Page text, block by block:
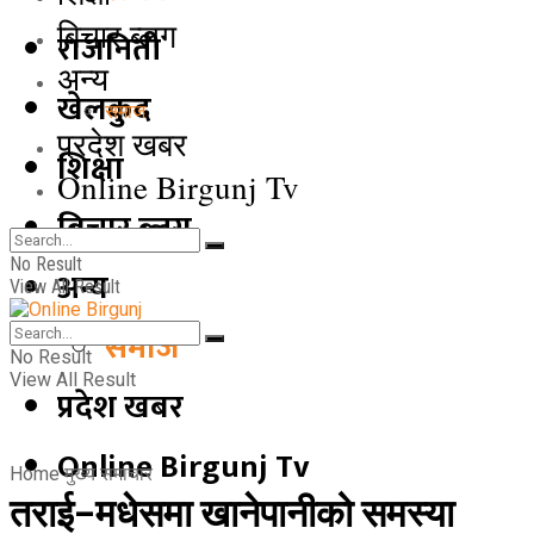
राजनिती
खेलकुद
शिक्षा
बिचार ब्लग
अन्य
समाज
प्रदेश खबर
Online Birgunj Tv
बिचार ब्लग
अन्य
समाज
प्रदेश खबर
Online Birgunj Tv
No Result
View All Result
No Result
View All Result
Home मुख्य समाचार
तराई–मधेसमा खानेपानीको समस्या